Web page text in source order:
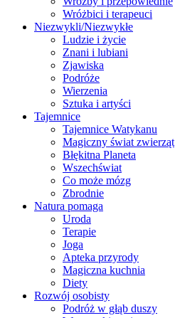
Wróżbici i terapeuci
Niezwykli/Niezwykłe
Ludzie i życie
Znani i lubiani
Zjawiska
Podróże
Wierzenia
Sztuka i artyści
Tajemnice
Tajemnice Watykanu
Magiczny świat zwierząt
Błękitna Planeta
Wszechświat
Co może mózg
Zbrodnie
Natura pomaga
Uroda
Terapie
Joga
Apteka przyrody
Magiczna kuchnia
Diety
Rozwój osobisty
Podróż w głąb duszy